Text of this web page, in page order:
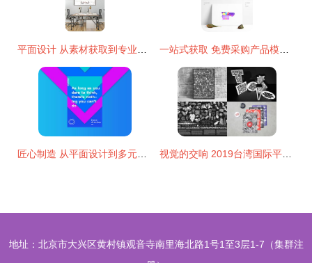
地址：北京市大兴区黄村镇观音寺南里海北路1号1至3层1-7（集群注